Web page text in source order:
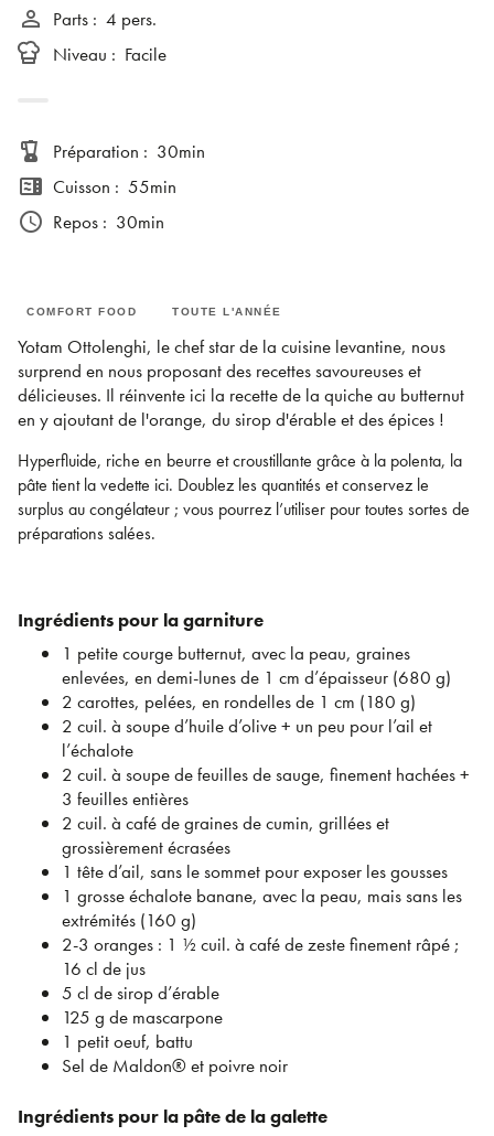
person_outline Parts : 4 pers.
Niveau : Facile
blender Préparation : 30min
microwave Cuisson : 55min
access_time Repos : 30min
COMFORT FOOD TOUTE L'ANNÉE
Yotam Ottolenghi, le chef star de la cuisine levantine, nous
surprend en nous proposant des recettes savoureuses et
délicieuses. Il réinvente ici la recette de la quiche au butternut
en y ajoutant de l'orange, du sirop d'érable et des épices !
Hyperfluide, riche en beurre et croustillante grâce à la polenta, la
pâte tient la vedette ici. Doublez les quantités et conservez le
surplus au congélateur ; vous pourrez l’utiliser pour toutes sortes de
préparations salées.
Ingrédients pour la garniture
1 petite courge butternut, avec la peau, graines
enlevées, en demi-lunes de 1 cm d’épaisseur (680 g)
2 carottes, pelées, en rondelles de 1 cm (180 g)
2 cuil. à soupe d’huile d’olive + un peu pour l’ail et
l’échalote
2 cuil. à soupe de feuilles de sauge, finement hachées +
3 feuilles entières
2 cuil. à café de graines de cumin, grillées et
grossièrement écrasées
1 tête d’ail, sans le sommet pour exposer les gousses
1 grosse échalote banane, avec la peau, mais sans les
extrémités (160 g)
2-3 oranges : 1 ½ cuil. à café de zeste finement râpé ;
16 cl de jus
5 cl de sirop d’érable
125 g de mascarpone
1 petit oeuf, battu
Sel de Maldon® et poivre noir
Ingrédients pour la pâte de la galette